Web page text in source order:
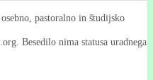
pastoralno in študijsko
Besedilo nima statusa uradnega